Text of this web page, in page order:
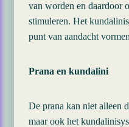
van worden en daardoor
stimuleren. Het
punt van aandacht
Prana en kundalini
De prana kan niet alleen
maar ook het